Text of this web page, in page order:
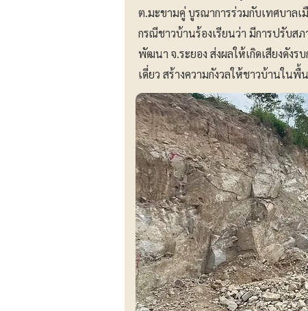
ต.มะขามคู่ บูรณาการร่วมกับเทศบาล
กรณีชาวบ้านร้องเรียนว่า มีการปรับ
พัฒนา จ.ระยอง ส่งผลให้เกิดเสียงดัง
เดี่ยว สร้างความกังวลให้ชาวบ้านในพื้